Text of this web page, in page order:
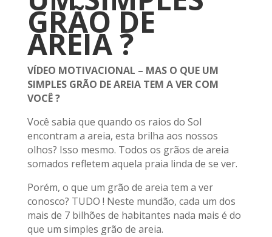
GRÃO DE
AREIA ?
VÍDEO MOTIVACIONAL – MAS O QUE UM
SIMPLES GRÃO DE AREIA TEM A VER COM
VOCÊ ?
Você sabia que quando os raios do Sol
encontram a areia, esta brilha aos nossos
olhos? Isso mesmo. Todos os grãos de areia
somados refletem aquela praia linda de se ver.
Porém, o que um grão de areia tem a ver
conosco? TUDO ! Neste mundão, cada um dos
mais de 7 bilhões de habitantes nada mais é do
que um simples grão de areia.